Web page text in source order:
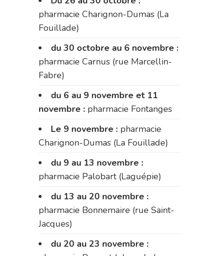
pharmacie Charignon-Dumas (La
Fouillade)
du 30 octobre au 6 novembre :
pharmacie Carnus (rue Marcellin-
Fabre)
du 6 au 9 novembre et 11
novembre : pharmacie Fontanges
Le 9 novembre : pharmacie
Charignon-Dumas (La Fouillade)
du 9 au 13 novembre :
pharmacie Palobart (Laguépie)
du 13 au 20 novembre :
pharmacie Bonnemaire (rue Saint-
Jacques)
du 20 au 23 novembre :